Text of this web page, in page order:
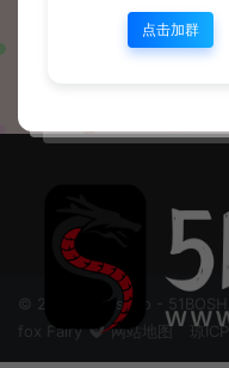
© 2024 51boshao -
fox Fairy
网站地图 琼
点击加群